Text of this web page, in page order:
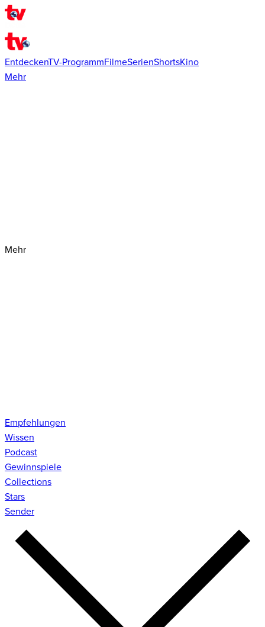
EntdeckenTV-ProgrammFilmeSerienShortsKino
Mehr
Mehr
Empfehlungen
Wissen
Podcast
Gewinnspiele
Collections
Stars
Sender